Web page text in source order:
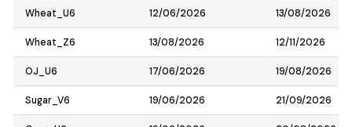
Wheat_U6 12/06/2026 13/08/2026
Wheat_Z6 13/08/2026 12/11/2026
OJ_U6 17/06/2026 19/08/2026
Sugar_V6 19/06/2026 21/09/2026